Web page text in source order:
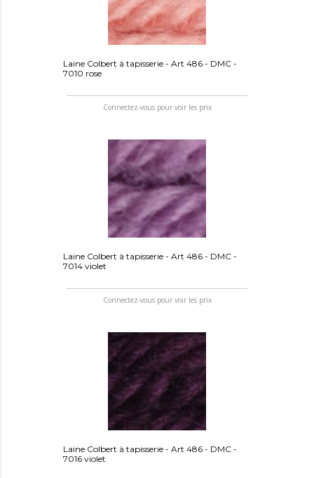
Laine Colbert à tapisserie - Art 486 - DMC -
7010 rose
Connectez-vous pour voir les prix
Laine Colbert à tapisserie - Art 486 - DMC -
7014 violet
Connectez-vous pour voir les prix
Laine Colbert à tapisserie - Art 486 - DMC -
7016 violet